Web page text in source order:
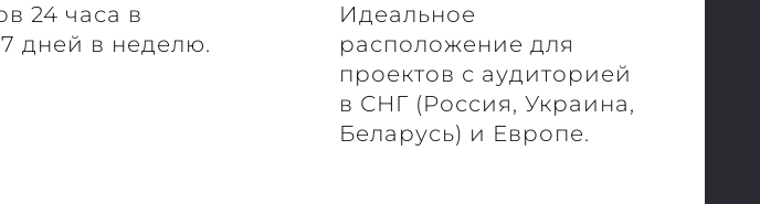
24 часа в
дней в неделю.
Идеальное
расположение для
проектов с аудиторией
в СНГ (Россия, Украина,
Беларусь) и Европе.